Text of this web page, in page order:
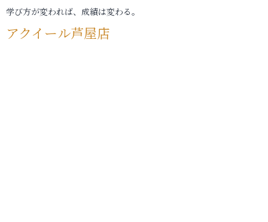
学び方が変われば、成績は変わる。
アクイール芦屋店